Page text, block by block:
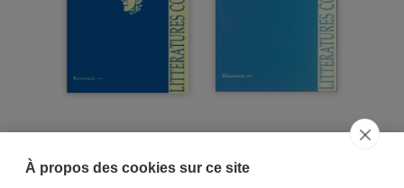
À propos des cookies sur ce site